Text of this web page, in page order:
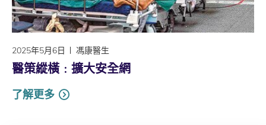
2025年5月6日 馮康醫生
醫策縱橫﹕擴大安全網
了解更多